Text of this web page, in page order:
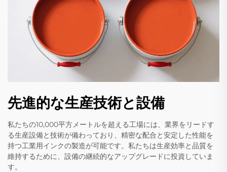
先進的な生産技術と設備
私たちの10,000平方メートルを超える工場には、業界をリードす
る生産設備と技術が備わっており、精密な配合と安定した性能を
持つ工業用インクの製造が可能です。私たちは生産効率と品質を
維持するために、設備の継続的なアップグレードに投資していま
す。